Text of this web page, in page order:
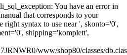
You have an error in
that corresponds to your
right syntax to use near ', skonto='0',
shipping='komplett',
www/shop80/classes/